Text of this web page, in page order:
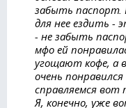
забыть
для нее ездить -
- не забыть
мфо ей
угощают кофе, а
очень
справляемся
Я, конечно, уже